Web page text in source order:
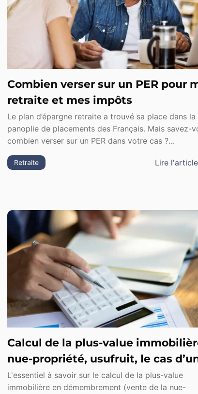
Combien verser sur un PER pour
retraite et mes impôts
Le plan d’épargne retraite a trouvé sa place dans la
panoplie de placements des Français. Mais savez-
combien verser sur un PER dans votre cas ?…
Lire l'article
Retraite
Calcul de la plus-value
nue-propriété, usufruit, le cas
bien démembré
L'essentiel à savoir sur le calcul de la plus-value
immobilière en démembrement (vente de la nue-